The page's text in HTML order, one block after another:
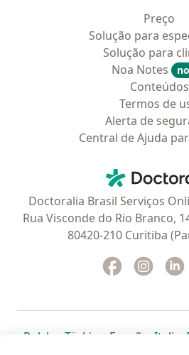
Preço
Solução para
Solução para
Noa Notes
Conteúdos
Termos de
Alerta de
Central de Ajuda
Doctoralia Brasil Serviços
Rua Visconde do Rio Branco,
80420-210 Curitiba
Facebook
abre num
abre
Polska abre num novo
Türkiye abre num novo
España abre
Italia